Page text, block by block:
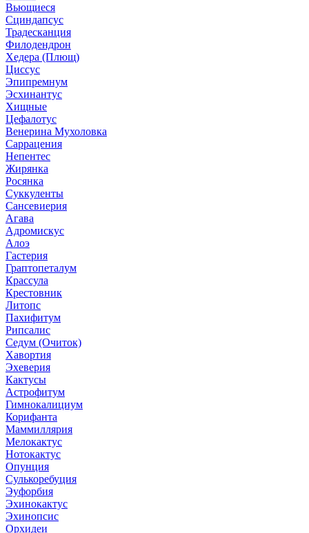
Вьющиеся
Сциндапсус
Традесканция
Филодендрон
Хедера (Плющ)
Циссус
Эпипремнум
Эсхинантус
Хищные
Цефалотус
Венерина Мухоловка
Саррацения
Непентес
Жирянка
Росянка
Суккуленты
Сансевиерия
Агава
Адромискус
Алоэ
Гастерия
Граптопеталум
Крассула
Крестовник
Литопс
Пахифитум
Рипсалис
Седум (Очиток)
Хавортия
Эхеверия
Кактусы
Астрофитум
Гимнокалициум
Корифанта
Маммиллярия
Мелокактус
Нотокактус
Опунция
Сулькоребуция
Эуфорбия
Эхинокактус
Эхинопсис
Орхидеи